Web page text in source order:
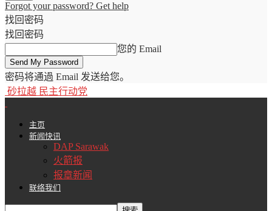
Forgot your password? Get help
找回密码
找回密码
您的 Email
密码将通過 Email 发送给您。
砂拉越 民主行动党
主页
新闻快讯
DAP Sarawak
火箭报
报章新闻
联络我们